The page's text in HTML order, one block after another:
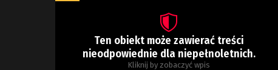
Ten obiekt może zawierać treści
nieodpowiednie dla niepełnoletnich.
Kliknij by zobaczyć wpis